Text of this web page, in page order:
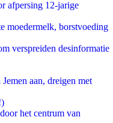
afpersing 12-jarige
moedermelk, borstvoeding
verspreiden desinformatie
aan, dreigen met
het centrum van